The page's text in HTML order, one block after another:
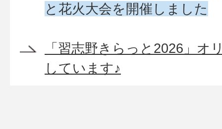
と花火大会を開催しました
「習志野きらっと2026」オ
しています♪